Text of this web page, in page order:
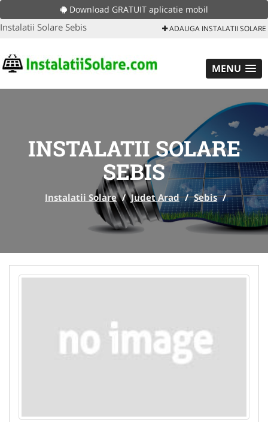
Download GRATUIT aplicatie mobil
Instalatii Solare Sebis ADAUGA INSTALATII SOLARE
MENU
INSTALATII SOLARE
SEBIS
Instalatii Solare / Judet Arad / Sebis /